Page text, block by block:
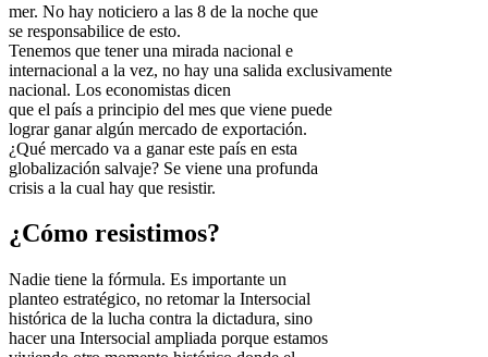
mer. No hay noticiero a las 8 de la noche que
se responsabilice de esto.
Tenemos que tener una mirada nacional e
internacional a la vez, no hay una salida exclusivamente
nacional. Los economistas dicen
que el país a principio del mes que viene puede
lograr ganar algún mercado de exportación.
¿Qué mercado va a ganar este país en esta
globalización salvaje? Se viene una profunda
crisis a la cual hay que resistir.
¿Cómo resistimos?
Nadie tiene la fórmula. Es importante un
planteo estratégico, no retomar la Intersocial
histórica de la lucha contra la dictadura, sino
hacer una Intersocial ampliada porque estamos